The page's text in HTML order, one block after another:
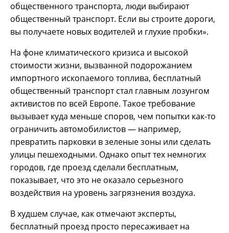
общественного транспорта, люди выбирают
общественный транспорт. Если вы строите дороги,
вы получаете новых водителей и глухие пробки».
На фоне климатического кризиса и высокой
стоимости жизни, вызванной подорожанием
импортного ископаемого топлива, бесплатный
общественный транспорт стал главным лозунгом
активистов по всей Европе. Такое требование
вызывает куда меньше споров, чем попытки как-то
ограничить автомобилистов — например,
превратить парковки в зеленые зоны или сделать
улицы пешеходными. Однако опыт тех немногих
городов, где проезд сделали бесплатным,
показывает, что это не оказало серьезного
воздействия на уровень загрязнения воздуха.
В худшем случае, как отмечают эксперты,
бесплатный проезд просто пересаживает на